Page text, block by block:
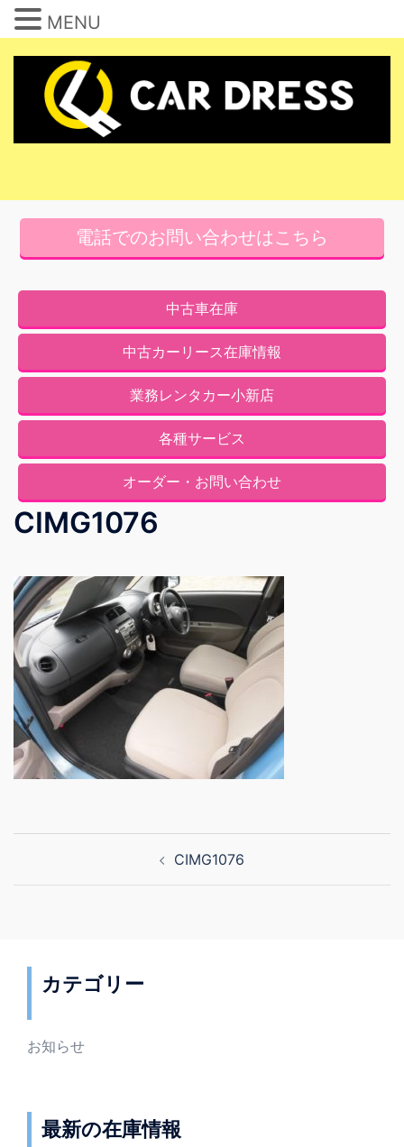
電話でのお問い合わせはこちら
中古車在庫
中古カーリース在庫情報
業務レンタカー小新店
各種サービス
オーダー・お問い合わせ
CIMG1076
ー
ョ
ン
CIMG1076
カテゴリー
お知らせ
最新の在庫情報
MENU